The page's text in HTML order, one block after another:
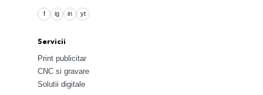
f ig in yt
Servicii
Print publicitar
CNC si gravare
Solutii digitale